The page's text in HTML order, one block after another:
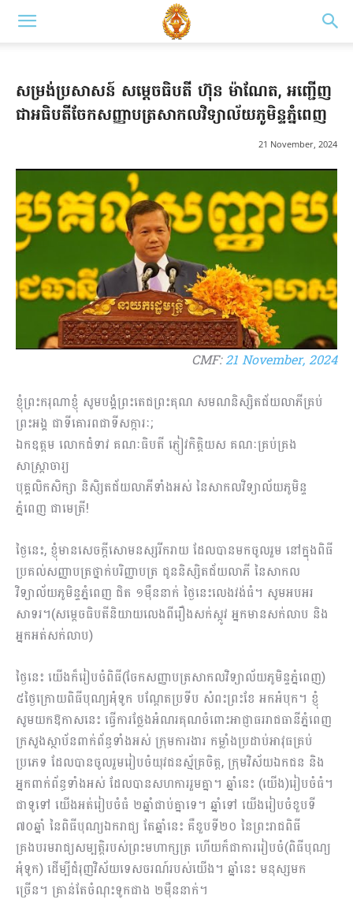
សម្រង់ប្រសាសន៍ សម្តេចធិបតី ហ៊ុន ម៉ាណែត, អញ្ជើញ
ជាអធិបតីចែកសញ្ញាបត្រសាកលវិទ្យាល័យភូមិន្ទភ្នំពេញ
21 November, 2024
CMF:21 November, 2024
ខ្ញុំព្រះករុណាខ្ញុំ សូមបង្គំព្រះតេជព្រះគុណ សមណនិស្សិតជ័យលាភីគ្រប់
ព្រះអង្គ ជាទីគោរពជាទីសក្ការៈ;
ឯកឧត្តម លោកជំទាវ គណៈធិបតី ភ្ញៀវកិត្តិយស គណៈគ្រប់គ្រង
សាស្រ្តាចារ្យ
បុគ្គលិកសិក្សា និសិ្សតជ័យលាភីទាំងអស់ នៃសាកលវិទ្យាល័យភូមិន្ទ
ភ្នំពេញ ជាមេត្រី!
ថ្ងៃនេះ, ខ្ញុំមានសេចក្តីសោមនស្សរីករាយ ដែលបានមកចូលរួម នៅក្នុងពិធី
ប្រគល់សញ្ញាបត្រថ្នាក់បរិញ្ញាបត្រ ជូននិស្សិតជ័យលាភី នៃសាកល
វិទ្យាល័យភូមិន្ទភ្នំពេញ ជិត ១ម៉ឺននាក់ ថ្ងៃនេះលេងវង់ធំ។ សូមអបអរ
សាទរ។(សម្ដេចធិបតីនិយាយលេងពីរឿងសក់ស្កូវ អ្នកមានសក់លាប និង
អ្នកអត់សក់លាប)
ថ្ងៃនេះ យើងក៏រៀបចំពិធី(ចែកសញ្ញាបត្រសាកលវិទ្យាល័យភូមិន្ទភ្នំពេញ)
៥ថ្ងៃក្រោយពិធីបុណ្យអុំទូក បណ្ដែតប្រទីប សំពះព្រះខែ អកអំបុក។ ខ្ញុំ
សូមយកឱកាសនេះ ធ្វើការថ្លែងអំណរគុណចំពោះអាជ្ញាធររាជធានីភ្នំពេញ
ក្រសួងស្ថាប័នពាក់ព័ន្ធទាំងអស់ ក្រុមការងារ កម្លាំងប្រដាប់អាវុធគ្រប់
ប្រភេទ ដែលបានចូលរួមរៀបចំយុវជនស្ម័គ្រចិត្ត, ក្រុមវិស័យឯកជន និង
អ្នកពាក់ព័ន្ធទាំងអស់ ដែលបានសហការរួមគ្នា។ ឆ្នាំនេះ (យើង)រៀបចំធំ។
ជាទូទៅ យើងអត់រៀបចំធំ ២ឆ្នាំជាប់គ្នាទេ។ ឆ្នាំទៅ យើងរៀបចំខួបទី
៧០ឆ្នាំ នៃពិធីបុណ្យឯករាជ្យ តែឆ្នាំនេះ គឺខួបទី២០ នៃព្រះរាជពិធី
គ្រងបរមរាជ្យសម្បត្តិរបស់ព្រះមហាក្សត្រ ហើយក៏ជាការរៀបចំ(ពិធីបុណ្យ
អុំទូក) ដើម្បីជំរុញវិស័យទេសចរណ៍របស់យើង។ ឆ្នាំនេះ មនុស្សមក
ច្រើន។ គ្រាន់តែចំណុះទូកជាង ២ម៉ឺននាក់។